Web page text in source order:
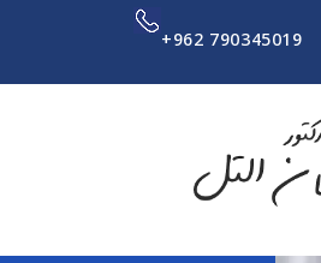
+962 790345019